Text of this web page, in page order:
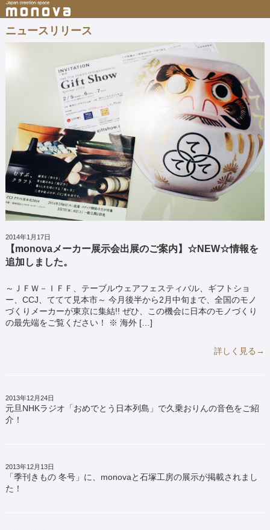
ニュースリリース
2014年1月17日
【monovaメーカー展示会出展のご案内】☆NEW☆情報を
追加しました。
～ＪＦＷ－ＩＦＦ、テーブルウェアフェスティバル、ギフトショ
ー、CCJ、ててて見本市～ 今月後半から2月中旬まで、全国のモノ
づくりメーカーが東京に集結!! ぜひ、この機会に日本のモノづくり
の最先端をご覧ください！ ※ 海外 […]
詳しく見る→
2013年12月24日
元旦NHKラジオ「おめでとう日本列島」で久乗おりんの音色をご紹
介！
2013年12月13日
「季刊きもの 冬号」に、monovaと石塚工房の展示が掲載されまし
た！